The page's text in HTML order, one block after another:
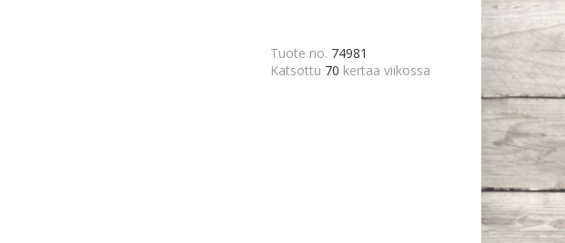
Tuote no. 74981
Katsottu 70 kertaa viikossa